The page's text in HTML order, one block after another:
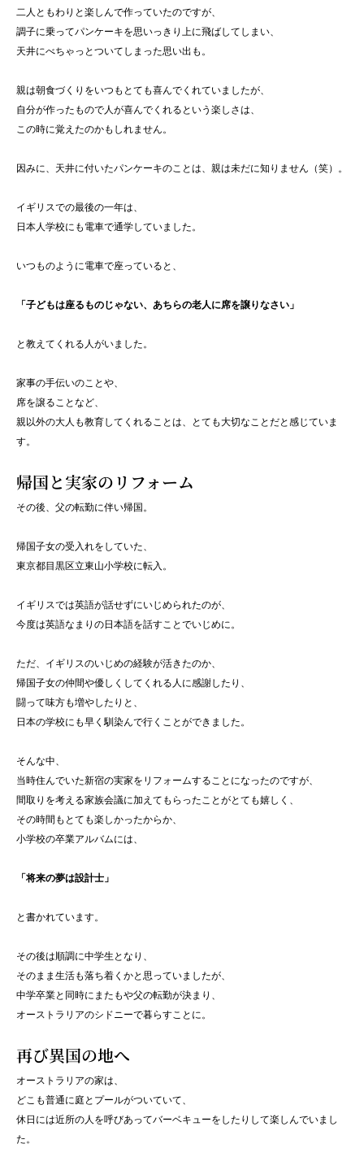
二人ともわりと楽しんで作っていたのですが、
調子に乗ってパンケーキを思いっきり上に飛ばしてしまい、
天井にべちゃっとついてしまった思い出も。
親は朝食づくりをいつもとても喜んでくれていましたが、
自分が作ったもので人が喜んでくれるという楽しさは、
この時に覚えたのかもしれません。
因みに、天井に付いたパンケーキのことは、親は未だに知りません（笑）。
イギリスでの最後の一年は、
日本人学校にも電車で通学していました。
いつものように電車で座っていると、
「子どもは座るものじゃない、あちらの老人に席を譲りなさい」
と教えてくれる人がいました。
家事の手伝いのことや、
席を譲ることなど、
親以外の大人も教育してくれることは、とても大切なことだと感じていま
す。
帰国と実家のリフォーム
その後、父の転勤に伴い帰国。
帰国子女の受入れをしていた、
東京都目黒区立東山小学校に転入。
イギリスでは英語が話せずにいじめられたのが、
今度は英語なまりの日本語を話すことでいじめに。
ただ、イギリスのいじめの経験が活きたのか、
帰国子女の仲間や優しくしてくれる人に感謝したり、
闘って味方も増やしたりと、
日本の学校にも早く馴染んで行くことができました。
そんな中、
当時住んでいた新宿の実家をリフォームすることになったのですが、
間取りを考える家族会議に加えてもらったことがとても嬉しく、
その時間もとても楽しかったからか、
小学校の卒業アルバムには、
「将来の夢は設計士」
と書かれています。
その後は順調に中学生となり、
そのまま生活も落ち着くかと思っていましたが、
中学卒業と同時にまたもや父の転勤が決まり、
オーストラリアのシドニーで暮らすことに。
再び異国の地へ
オーストラリアの家は、
どこも普通に庭とプールがついていて、
休日には近所の人を呼びあってバーベキューをしたりして楽しんでいまし
た。